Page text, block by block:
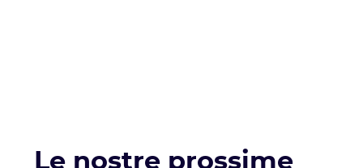
Le nostre prossime